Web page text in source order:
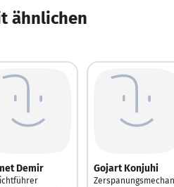
ähnlichen
Demir Gojart Konjuhi